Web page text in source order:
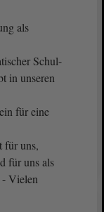
als
Schul-
in unseren
für eine
für uns,
für uns als
Vielen